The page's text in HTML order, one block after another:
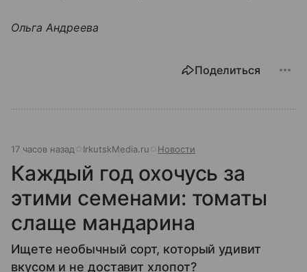
Ольга Андреева
Поделиться
17 часов назад IrkutskMedia.ru Новости
Каждый год охочусь за
этими семенами: томаты
слаще мандарина
Ищете необычный сорт, который удивит
вкусом и не доставит хлопот?